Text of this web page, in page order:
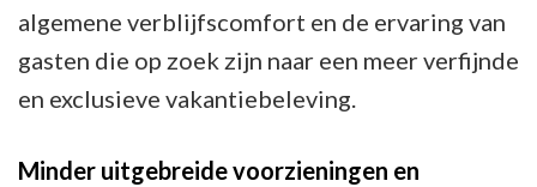
algemene verblijfscomfort en de ervaring van
gasten die op zoek zijn naar een meer verfijnde
en exclusieve vakantiebeleving.
Minder uitgebreide voorzieningen en